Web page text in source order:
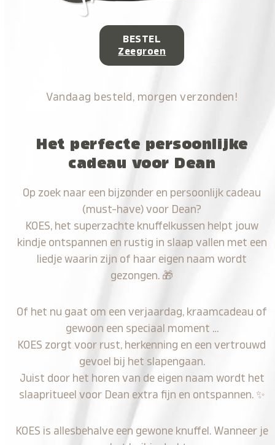
BESTEL
Zeegroen
Vandaag besteld, morgen verzonden!
Het perfecte persoonlijke
cadeau voor Dean
Op zoek naar een bijzonder en persoonlijk cadeau
(must-have) voor Dean?
KOES, het superzachte knuffelkussen helpt jouw
kindje ontspannen en rustig in slaap vallen met een
liedje waarin zijn of haar eigen naam wordt
gezongen. 🎁
Of het nu gaat om een verjaardag, kraamcadeau of
gewoon een speciaal moment …
KOES zorgt voor rust, herkenning en een vertrouwd
gevoel bij het slapengaan.
Juist door het horen van de eigen naam wordt het
slaapritueel voor Dean extra fijn en ontspannen. ✨
KOES is allesbehalve een gewone knuffel. Wanneer je